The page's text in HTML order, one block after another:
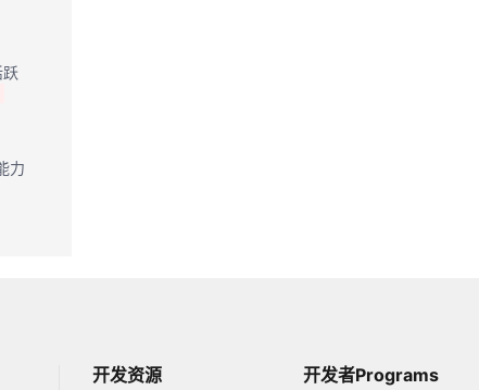
开发资源 开发者Programs